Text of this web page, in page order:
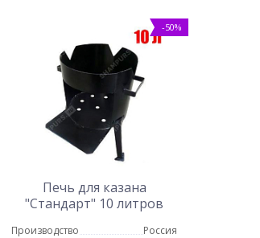
-50%
Печь для казана
"Стандарт" 10 литров
Производство
Россия